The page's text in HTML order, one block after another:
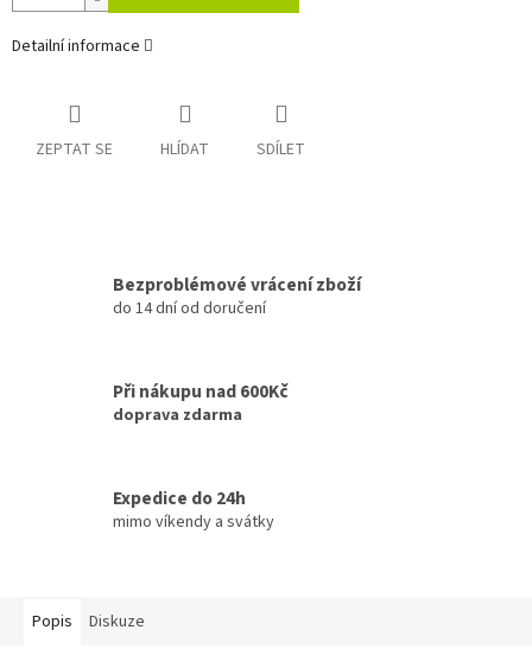
Detailní informace
ZEPTAT SE HLÍDAT SDÍLET
Bezproblémové vrácení zboží
do 14 dní od doručení
Při nákupu nad 600Kč
doprava zdarma
Expedice do 24h
mimo víkendy a svátky
Popis Diskuze